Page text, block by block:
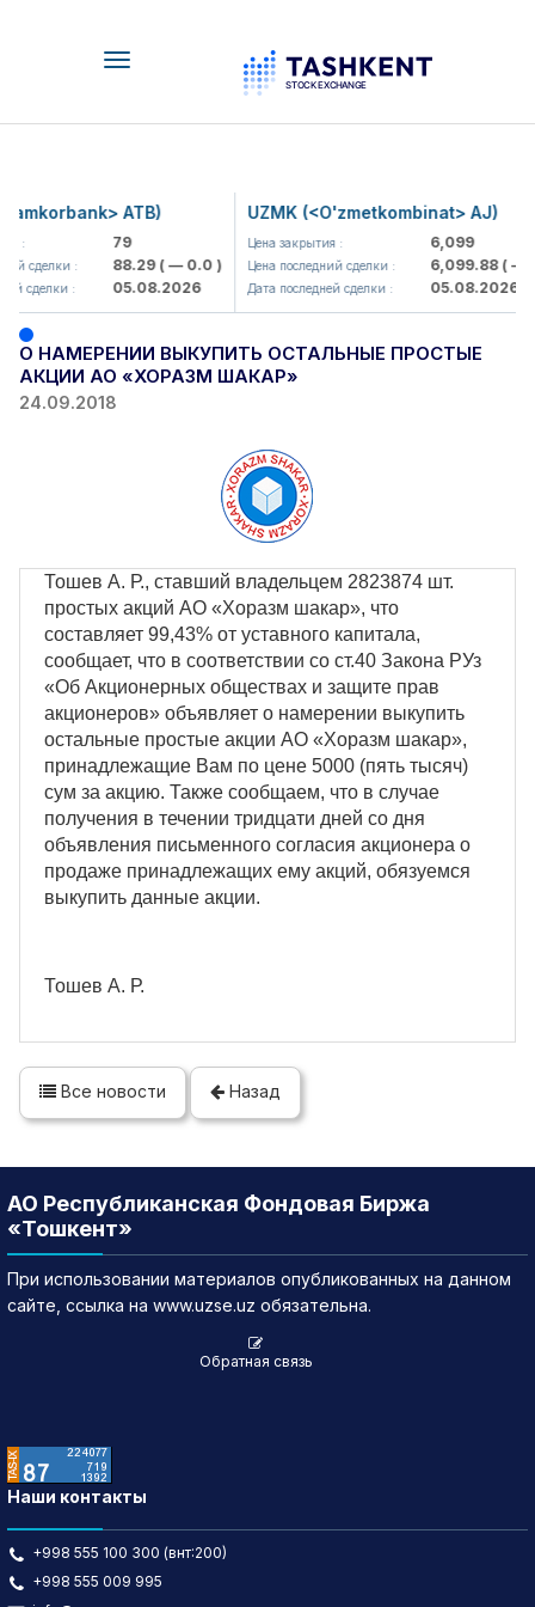
Toggle
ATB)
79
сделки : 88.29( — 0.0 )
сделки : 05.08.2026
UZMK (<O'zmetkombinat> AJ)
Цена закрытия : 6,099
Цена последний сделки : 6,099.88( —
Дата последней сделки : 05.08.2026
О НАМЕРЕНИИ ВЫКУПИТЬ ОСТАЛЬНЫЕ ПРОСТЫЕ
АКЦИИ АО «ХОРАЗМ ШАКАР»
24.09.2018
Тошев А. Р., ставший владельцем 2823874 шт.
простых акций АО «Хоразм шакар», что
составляет 99,43% от уставного капитала,
сообщает, что в соответствии со ст.40 Закона РУз
«Об Акционерных обществах и защите прав
акционеров» объявляет о намерении выкупить
остальные простые акции АО «Хоразм шакар»,
принадлежащие Вам по цене 5000 (пять тысяч)
сум за акцию. Также сообщаем, что в случае
получения в течении тридцати дней со дня
объявления письменного согласия акционера о
продаже принадлежащих ему акций, обязуемся
выкупить данные акции.
Тошев А. Р.
Все новости Назад
АО Республиканская Фондовая Биржа
«Тошкент»
При использовании материалов опубликованных на данном
сайте, ссылка на www.uzse.uz обязательна.
Обратная связь
Наши контакты
+998 555 100 300 (внт:200)
+998 555 009 995